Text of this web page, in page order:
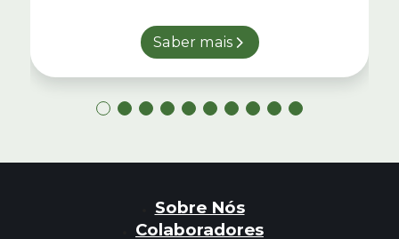
Saber mais
Sobre Nós
Colaboradores